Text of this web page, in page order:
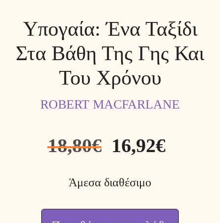
Υπογαία: Ένα Ταξίδι
Στα Βάθη Της Γης Και
Του Χρόνου
ROBERT MACFARLANE
18,80€ 16,92€
Άμεσα διαθέσιμο